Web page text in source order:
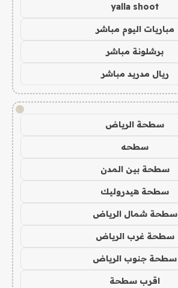
yalla shoot
مباريات اليوم مباشر
برشلونة مباشر
ريال مدريد مباشر
!
سطحة الرياض
سطحه
سطحة بين المدن
سطحة هيدروليك
سطحة شمال الرياض
سطحة غرب الرياض
سطحة جنوب الرياض
اقرب سطحة